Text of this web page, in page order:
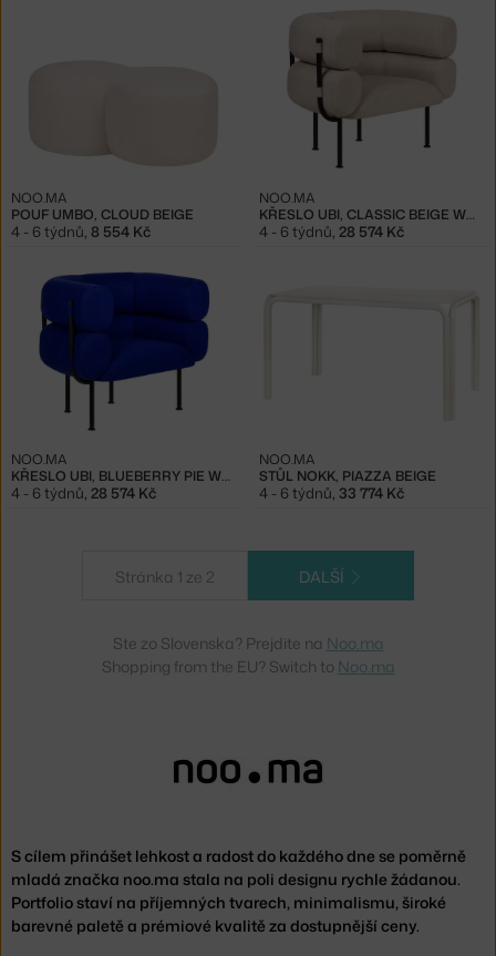
S cílem přinášet lehkost a radost do každého dne se poměrně
mladá značka noo.ma stala na poli designu rychle žádanou.
Portfolio staví na příjemných tvarech, minimalismu, široké
barevné paletě a prémiové kvalitě za dostupnější ceny.
POUF UMBO, CLOUD BEIGE
NOO.MA
4 - 6 týdnů 8 554 Kč
KŘESLO UBI, CLASSIC BEIGE WOOL
NOO.MA
4 - 6 týdnů 28 574 Kč
KŘESLO UBI, BLUEBERRY PIE WOOL
NOO.MA
4 - 6 týdnů, 28 574 Kč
STŮL NOKK, PIAZZA BEIGE
NOO.MA
4 - 6 týdnů, 33 774 Kč
Stránka 1 ze 2 DALŠÍ
Ste zo Slovenska? Prejdite na Noo.ma
Shopping from the EU? Switch to Noo.ma